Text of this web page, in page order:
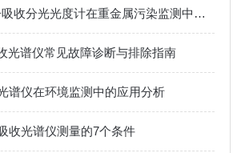
AA-6300F原子吸收分光光度计在重金属污染监测中的全链条应用
光谱仪常见故障诊断与排除指南
谱仪在环境监测中的应用分析
收光谱仪测量的7个条件